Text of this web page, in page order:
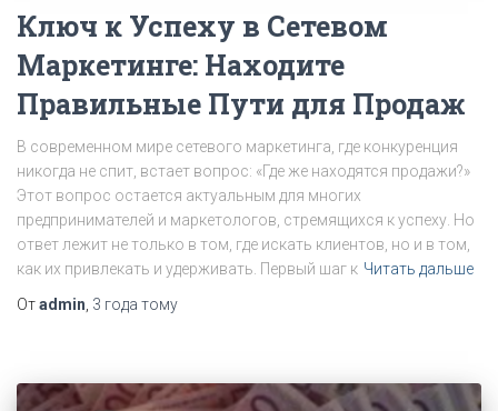
Ключ к Успеху в Сетевом
Маркетинге: Находите
Правильные Пути для Продаж
В современном мире сетевого маркетинга, где конкуренция
никогда не спит, встает вопрос: «Где же находятся продажи?»
Этот вопрос остается актуальным для многих
предпринимателей и маркетологов, стремящихся к успеху. Но
ответ лежит не только в том, где искать клиентов, но и в том,
как их привлекать и удерживать. Первый шаг к Читать дальше
Отadmin, 3 года тому